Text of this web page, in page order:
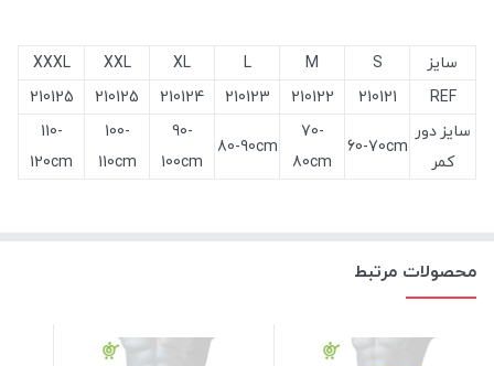
سایز S
M
L
XL
XXL
XXXL
REF
210121
210122
210123
210124
210125
210125
سایز دور
کمر
60-70cm
70-
80cm
80-90cm
90-
100cm
100-
110cm
110-
120cm
محصولات مرتبط